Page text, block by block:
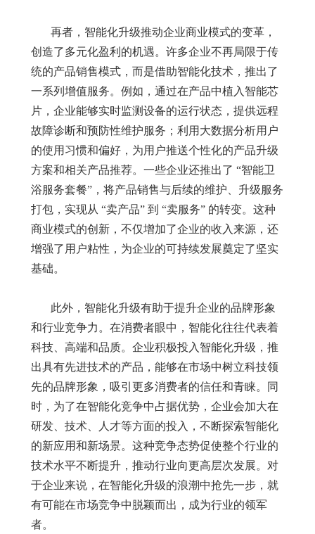
再者，智能化升级推动企业商业模式的变革，
创造了多元化盈利的机遇。许多企业不再局限于传
统的产品销售模式，而是借助智能化技术，推出了
一系列增值服务。例如，通过在产品中植入智能芯
片，企业能够实时监测设备的运行状态，提供远程
故障诊断和预防性维护服务；利用大数据分析用户
的使用习惯和偏好，为用户推送个性化的产品升级
方案和相关产品推荐。一些企业还推出了 “智能卫
浴服务套餐” ，将产品销售与后续的维护、升级服务
打包，实现从“卖产品”到“卖服务” 的转变。这种
商业模式的创新，不仅增加了企业的收入来源，还
增强了用户粘性，为企业的可持续发展奠定了坚实
基础。
此外，智能化升级有助于提升企业的品牌形象
和行业竞争力。在消费者眼中，智能化往往代表着
科技、高端和品质。企业积极投入智能化升级，推
出具有先进技术的产品，能够在市场中树立科技领
先的品牌形象，吸引更多消费者的信任和青睐。同
时，为了在智能化竞争中占据优势，企业会加大在
研发、技术、人才等方面的投入，不断探索智能化
的新应用和新场景。这种竞争态势促使整个行业的
技术水平不断提升，推动行业向更高层次发展。对
于企业来说，在智能化升级的浪潮中抢先一步，就
有可能在市场竞争中脱颖而出，成为行业的领军
者。